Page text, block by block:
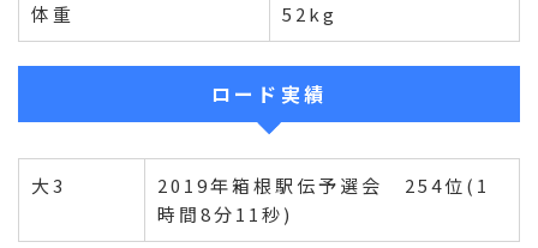
体重 52kg
ロード実績
大3
2019年箱根駅伝予選会 254位(1
時間8分11秒)